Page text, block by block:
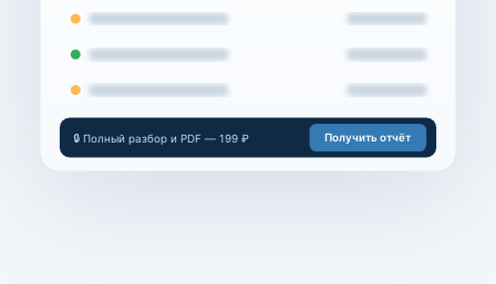
🔒 Полный разбор и PDF — 199 ₽ Получить отчёт